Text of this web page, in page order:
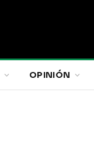
OPINIÓN